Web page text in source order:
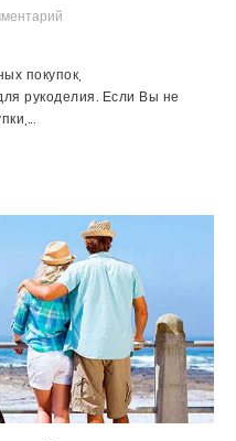
покупок,
рукоделия. Если Вы не